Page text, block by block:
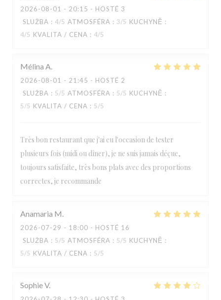
2026-08-01 - 20:15 - HOSTÉ 3
SLUŽBA : 4/5 ATMOSFÉRA : 3/5 KUCHYNĚ :
4/5 KVALITA / CENA : 4/5
Mélina A
2026-08-01 - 21:45 - HOSTÉ 2
SLUŽBA : 5/5 ATMOSFÉRA : 5/5 KUCHYNĚ :
5/5 KVALITA / CENA : 5/5
Très bon restaurant que j'ai eu l'occasion de tester
plusieurs fois (midi ou dîner), je ne suis jamais déçue,
toujours satisfaite, très bons plats avec des proportions
correctes, je recommande
Anamaria M
2026-07-29 - 18:00 - HOSTÉ 16
SLUŽBA : 5/5 ATMOSFÉRA : 5/5 KUCHYNĚ :
5/5 KVALITA / CENA : 5/5
SophieV
Paulette